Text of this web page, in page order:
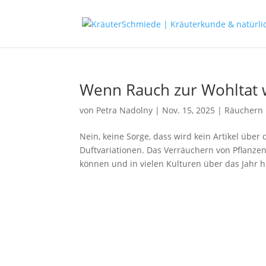
Wenn Rauch zur Wohltat
von Petra Nadolny | Nov. 15, 2025 | Räuchern
Nein, keine Sorge, dass wird kein Artikel
Duftvariationen. Das Verräuchern von
können und in vielen Kulturen über das Jahr